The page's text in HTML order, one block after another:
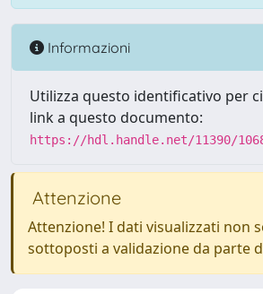
Informazioni
Utilizza questo identificativo per
link a questo documento:
https://hdl.handle.net/11390/
Attenzione
Attenzione! I dati visualizzati non
sottoposti a validazione da parte